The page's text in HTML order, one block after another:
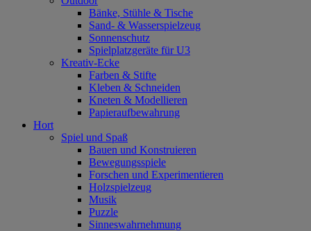
Bänke, Stühle & Tische
Sand- & Wasserspielzeug
Sonnenschutz
Spielplatzgeräte für U3
Kreativ-Ecke
Farben & Stifte
Kleben & Schneiden
Kneten & Modellieren
Papieraufbewahrung
Hort
Spiel und Spaß
Bauen und Konstruieren
Bewegungsspiele
Forschen und Experimentieren
Holzspielzeug
Musik
Puzzle
Sinneswahrnehmung